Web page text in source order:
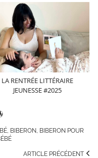
LA RENTRÉE LITTÉRAIRE
JEUNESSE #2025
BIBERON BIBERON POUR
ARTICLE PRÉCÉDENT